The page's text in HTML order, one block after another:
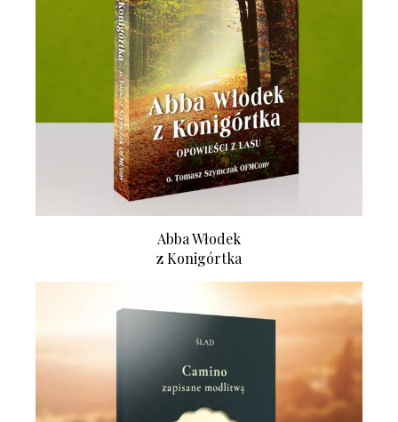
Abba Włodek
z Konigórtka